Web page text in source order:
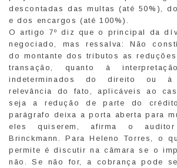
descontadas das multas (até 50%),
e dos encargos (até 100%).
O artigo 7º diz que o principal da
negociado, mas ressalva: Não
do montante dos tributos as
transação, quanto à
indeterminados do direito ou à
relevância do fato, aplicáveis ao
seja a redução de parte do
parágrafo deixa a porta aberta para
eles quiserem, afirma o
Brinckmann. Para Heleno Torres, o
permite é discutir na câmara se o
não. Se não for, a cobrança pode